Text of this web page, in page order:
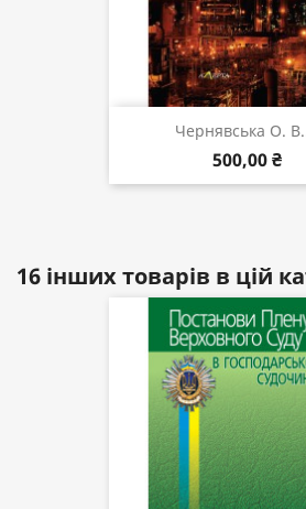
Чернявська О.
500,00 ₴
16 інших товарів в цій